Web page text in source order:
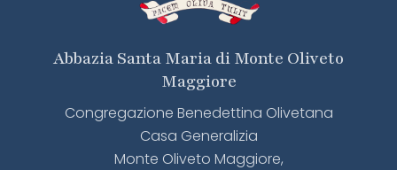
Abbazia Santa Maria di Monte Oliveto
Maggiore
Congregazione Benedettina Olivetana
Casa Generalizia
Monte Oliveto Maggiore,